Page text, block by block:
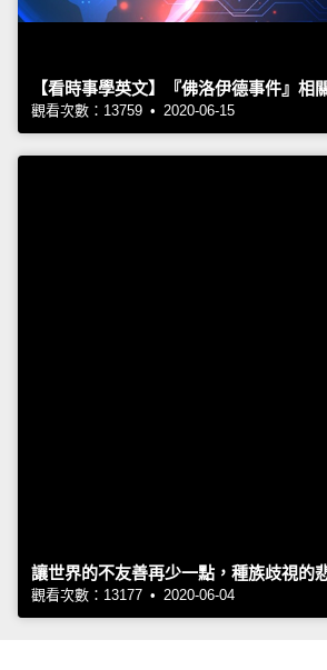
【看時事學英文】『佛洛伊德事件』相
觀看次數：13759 • 2020-06-15
讓世界的不友善再少一點，種族歧視的
觀看次數：13177 • 2020-06-04